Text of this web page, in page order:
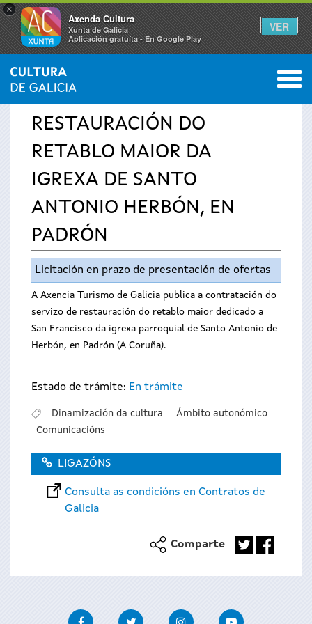
×
Axenda Cultura
Xunta de Galicia
Aplicación gratuíta - En Google Play
VER
Vostede
aquí
INICIO › SERVIZOS 0
RESTAURACIÓN DO
RETABLO MAIOR DA
IGREXA DE SANTO
ANTONIO HERBÓN, EN
PADRÓN
Licitación en prazo de presentación de ofertas
A Axencia Turismo de Galicia publica a contratación do
servizo de restauración do retablo maior dedicado a
San Francisco da igrexa parroquial de Santo Antonio de
Herbón, en Padrón (A Coruña).
Estado de trámite: En trámite
Dinamización da cultura
Ámbito autonómico
Comunicacións
LIGAZÓNS
Consulta as condicións en Contratos de
Galicia
Comparte
FacebookTwitter InstagramYoutube